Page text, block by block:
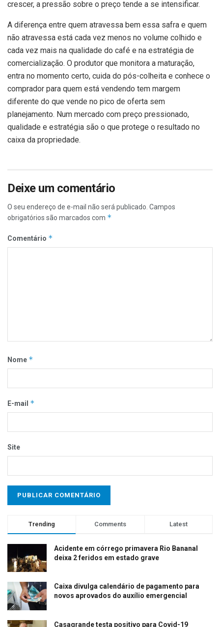
crescer, a pressão sobre o preço tende a se intensificar.
A diferença entre quem atravessa bem essa safra e quem
não atravessa está cada vez menos no volume colhido e
cada vez mais na qualidade do café e na estratégia de
comercialização. O produtor que monitora a maturação,
entra no momento certo, cuida do pós-colheita e conhece o
comprador para quem está vendendo tem margem
diferente do que vende no pico de oferta sem
planejamento. Num mercado com preço pressionado,
qualidade e estratégia são o que protege o resultado no
caixa da propriedade.
Deixe um comentário
O seu endereço de e-mail não será publicado. Campos
obrigatórios são marcados com *
Comentário *
Nome *
E-mail *
Site
Trending Comments Latest
Acidente em córrego primavera Rio Bananal
deixa 2 feridos em estado grave
Caixa divulga calendário de pagamento para
novos aprovados do auxílio emergencial
Casagrande testa positivo para Covid-19